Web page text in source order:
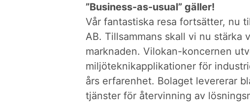
”Business-as-usual” gäller!
Vår fantastiska resa fortsätter, nu
AB. Tillsammans skall vi nu stärka
marknaden. Vilokan-koncernen
miljöteknikapplikationer för
års erfarenhet. Bolaget levererar
tjänster för återvinning av